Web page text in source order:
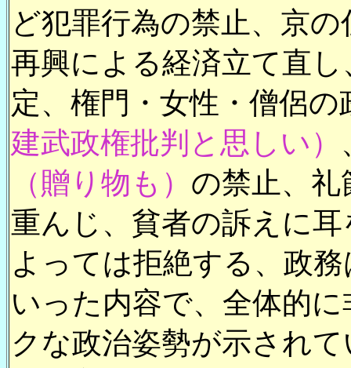
ど犯罪行為の禁止、京
再興による経済立て直
定、権門・女性・僧侶
建武政権批判と思しい）
（贈り物も） の禁止、
重んじ、貧者の訴えに
よっては拒絶する、政
いった内容で、全体的
クな政治姿勢が示され